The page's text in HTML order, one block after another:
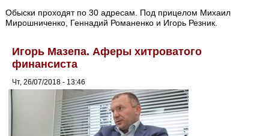
Обыски проходят по 30 адресам. Под прицелом Михаил
Мирошниченко, Геннадий Романенко и Игорь Резник.
Игорь Мазепа. Аферы хитроватого
финансиста
Чт, 26/07/2018 - 13:46